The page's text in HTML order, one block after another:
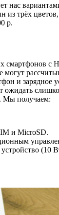
нас
из трёх
р.
смартфонов с
могут
и зарядное
ожидать
Мы получаем:
и MicroSD.
(10